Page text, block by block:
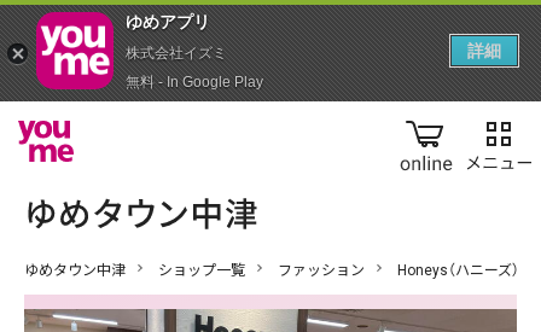
online
ゆめタウン中津 ショップ一覧 ファッション Honeys（ハニーズ）
ゆめアプ‪リ‬
株式会社イズミ
無料 - In Google Play
詳細